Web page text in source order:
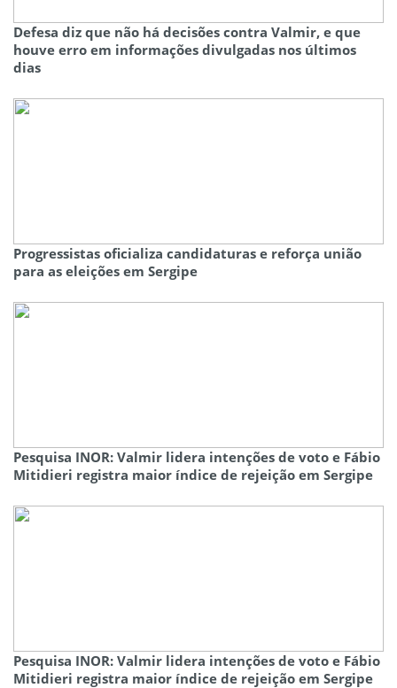
Defesa diz que não há decisões contra Valmir, e que
houve erro em informações divulgadas nos últimos
dias
Progressistas oficializa candidaturas e reforça união
para as eleições em Sergipe
Pesquisa INOR: Valmir lidera intenções de voto e Fábio
Mitidieri registra maior índice de rejeição em Sergipe
Pesquisa INOR: Valmir lidera intenções de voto e Fábio
Mitidieri registra maior índice de rejeição em Sergipe